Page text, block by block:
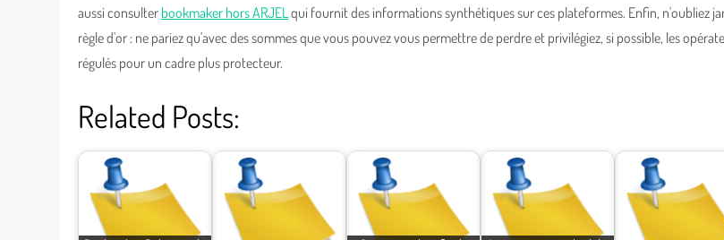
aussi consulter bookmaker hors ARJELqui fournit des informations synthétiques sur ces plateformes. Enfin, n'oubliez
règle d'or : ne pariez qu'avec des sommes que vous pouvez vous permettre de perdre et privilégiez, si possible, les
régulés pour un cadre plus protecteur.
Related Posts: